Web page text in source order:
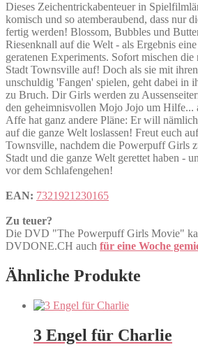
Dieses Zeichentrickabenteuer in
komisch und so atemberaubend, dass nur
fertig werden! Blossom, Bubbles und
Riesenknall auf die Welt - als Ergebnis
geratenen Experiments. Sofort mischen die
Stadt Townsville auf! Doch als sie mit
unschuldig 'Fangen' spielen, geht dabei in
zu Bruch. Dir Girls werden zu
den geheimnisvollen Mojo Jojo um Hilfe...
Affe hat ganz andere Pläne: Er will
auf die ganze Welt loslassen! Freut euch
Townsville, nachdem die Powerpuff Girls
Stadt und die ganze Welt gerettet haben -
vor dem Schlafengehen!
EAN: 7321921230165
Zu teuer?
Die DVD "The Powerpuff Girls Movie"
DVDONE.CH auch für eine Woche
Ähnliche Produkte
3 Engel für Charlie